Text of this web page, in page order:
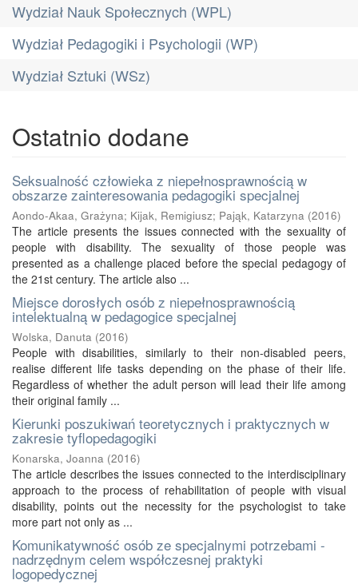
Wydział Nauk Społecznych (WPL)
Wydział Pedagogiki i Psychologii (WP)
Wydział Sztuki (WSz)
Ostatnio dodane
Seksualność człowieka z niepełnosprawnością w
obszarze zainteresowania pedagogiki specjalnej
Aondo-Akaa, Grażyna; Kijak, Remigiusz; Pająk, Katarzyna (2016)
The article presents the issues connected with the sexuality of
people with disability. The sexuality of those people was
presented as a challenge placed before the special pedagogy of
the 21st century. The article also ...
Miejsce dorosłych osób z niepełnosprawnością
intelektualną w pedagogice specjalnej
Wolska, Danuta (2016)
People with disabilities, similarly to their non-disabled peers,
realise different life tasks depending on the phase of their life.
Regardless of whether the adult person will lead their life among
their original family ...
Kierunki poszukiwań teoretycznych i praktycznych w
zakresie tyflopedagogiki
Konarska, Joanna (2016)
The article describes the issues connected to the interdisciplinary
approach to the process of rehabilitation of people with visual
disability, points out the necessity for the psychologist to take
more part not only as ...
Komunikatywność osób ze specjalnymi potrzebami -
nadrzędnym celem współczesnej praktyki
logopedycznej